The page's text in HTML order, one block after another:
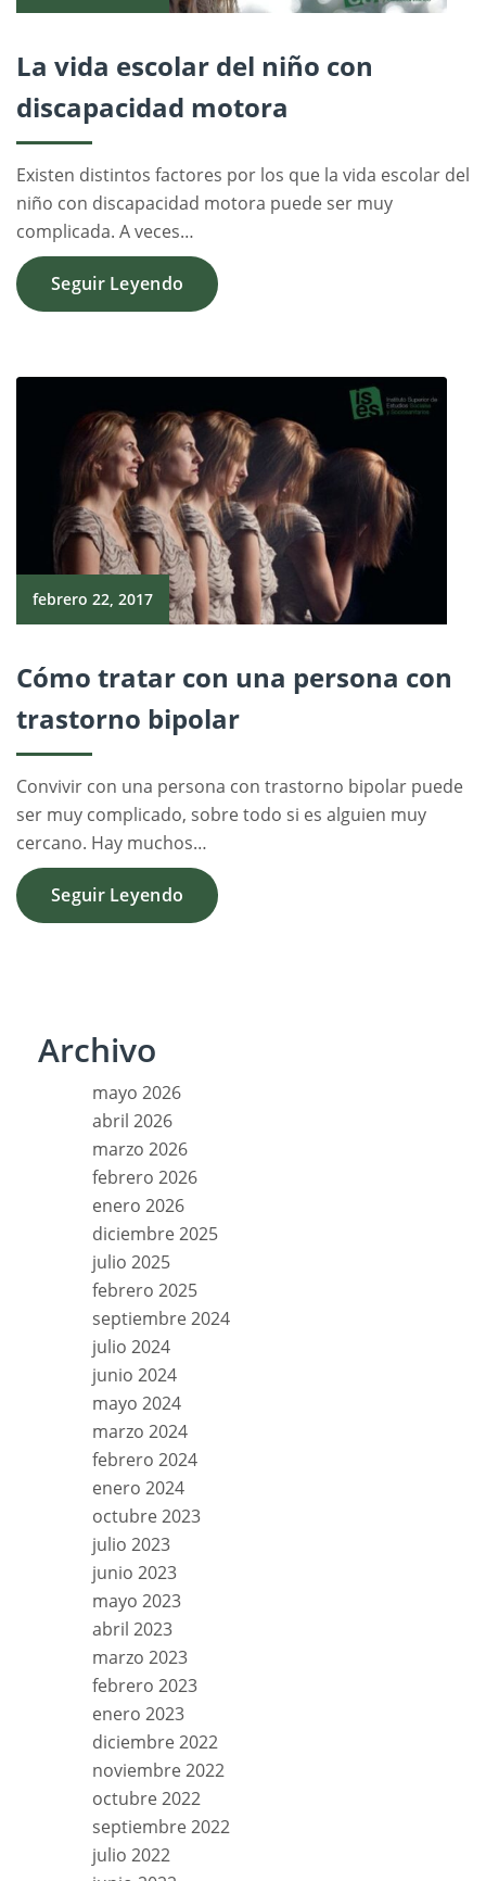
La vida escolar del niño con
discapacidad motora
Existen distintos factores por los que la vida escolar del
niño con discapacidad motora puede ser muy
complicada. A veces…
Seguir Leyendo
febrero 22, 2017
Cómo tratar con una persona con
trastorno bipolar
Convivir con una persona con trastorno bipolar puede
ser muy complicado, sobre todo si es alguien muy
cercano. Hay muchos…
Seguir Leyendo
Archivo
mayo 2026
abril 2026
marzo 2026
febrero 2026
enero 2026
diciembre 2025
julio 2025
febrero 2025
septiembre 2024
julio 2024
junio 2024
mayo 2024
marzo 2024
febrero 2024
enero 2024
octubre 2023
julio 2023
junio 2023
mayo 2023
abril 2023
marzo 2023
febrero 2023
enero 2023
diciembre 2022
noviembre 2022
octubre 2022
septiembre 2022
julio 2022